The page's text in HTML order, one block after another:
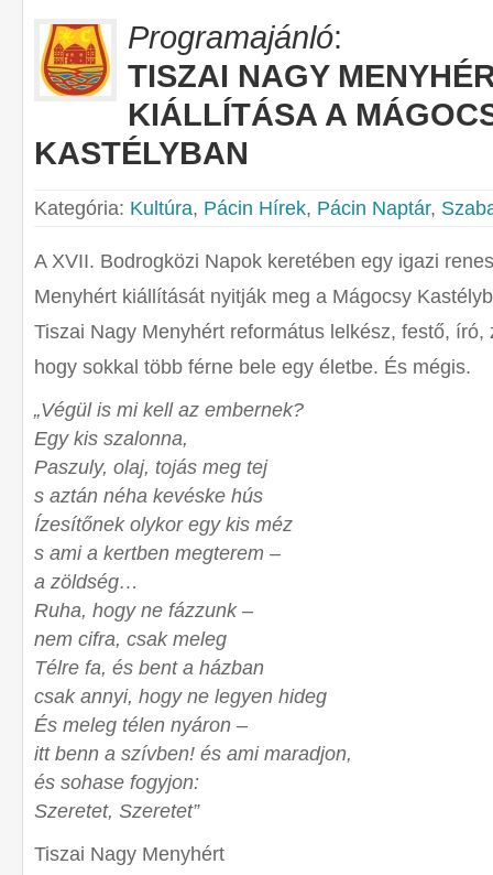
Programajánló:
TISZAI NAGY
KIÁLLÍTÁSA A
KASTÉLYBAN
Kategória: Kultúra, Pácin Hírek, Pácin Naptár,
A XVII. Bodrogközi Napok keretében egy igazi
Menyhért kiállítását nyitják meg a Mágocsy
Tiszai Nagy Menyhért református lelkész, festő,
hogy sokkal több férne bele egy életbe. És mégis.
„Végül is mi kell az embernek?
Egy kis szalonna,
Paszuly, olaj, tojás meg tej
s aztán néha kevéske hús
Ízesítőnek olykor egy kis méz
s ami a kertben megterem –
a zöldség…
Ruha, hogy ne fázzunk –
nem cifra, csak meleg
Télre fa, és bent a házban
csak annyi, hogy ne legyen hideg
És meleg télen nyáron –
itt benn a szívben! és ami maradjon,
és sohase fogyjon:
Szeretet, Szeretet”
Tiszai Nagy Menyhért